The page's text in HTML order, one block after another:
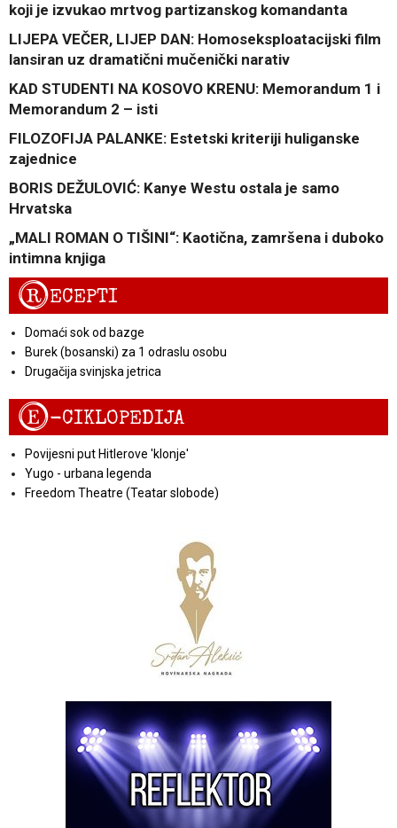
koji je izvukao mrtvog partizanskog komandanta
LIJEPA VEČER, LIJEP DAN: Homoseksploatacijski film
lansiran uz dramatični mučenički narativ
KAD STUDENTI NA KOSOVO KRENU: Memorandum 1 i
Memorandum 2 – isti
FILOZOFIJA PALANKE: Estetski kriteriji huliganske
zajednice
BORIS DEŽULOVIĆ: Kanye Westu ostala je samo
Hrvatska
„MALI ROMAN O TIŠINI“: Kaotična, zamršena i duboko
intimna knjiga
RECEPTI
Domaći sok od bazge
Burek (bosanski) za 1 odraslu osobu
Drugačija svinjska jetrica
E-CIKLOPEDIJA
Povijesni put Hitlerove 'klonje'
Yugo - urbana legenda
Freedom Theatre (Teatar slobode)